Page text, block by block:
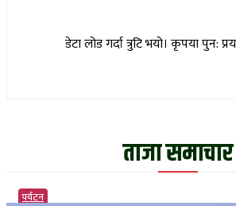
डेटा लोड गर्दा त्रुटि भयो। कृपया पुन:
ताजा समाचार
पर्यटन